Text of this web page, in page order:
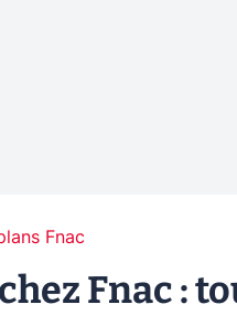
Fnac
Fnac :